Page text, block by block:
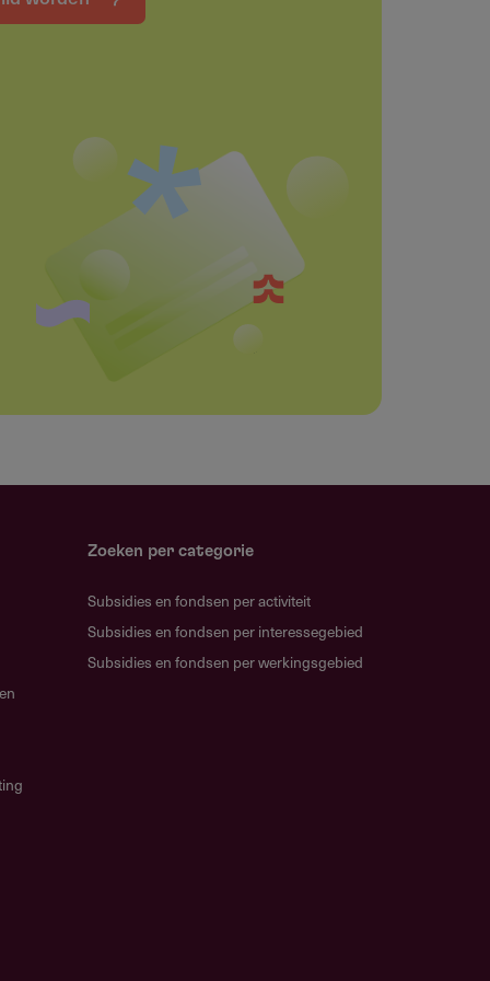
Zoeken per categorie
Subsidies en fondsen per activiteit
Subsidies en fondsen per interessegebied
Subsidies en fondsen per werkingsgebied